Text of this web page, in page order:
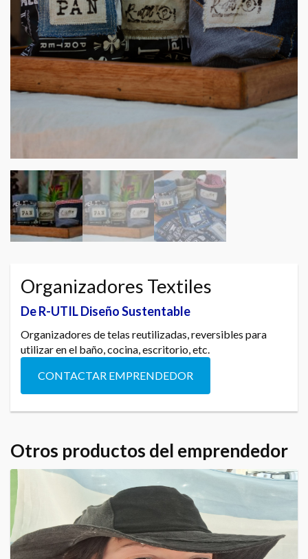
Organizadores Textiles
De R-UTIL Diseño Sustentable
Organizadores de telas reutilizadas, reversibles para
utilizar en el baño, cocina, escritorio, etc.
CONTACTAR EMPRENDEDOR
Otros productos del emprendedor